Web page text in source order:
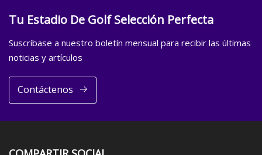
Tu Estadio De Golf Selección Perfecta
Suscríbase a nuestro boletín mensual para recibir las últimas
noticias y artículos
Contáctenos